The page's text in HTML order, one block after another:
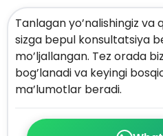
Tanlagan yo’nalishingiz
sizga bepul konsultatsiya
mo’ljallangan. Tez orada
bog’lanadi va keyingi
ma’lumotlar beradi.